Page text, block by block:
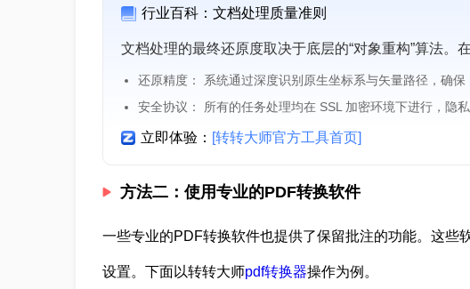
行业百科：文档处理质量准则
文档处理的最终还原度取决于底层的“对象重构”算法。
还原精度： 系统通过深度识别原生坐标系与矢量路径，确保
安全协议： 所有的任务处理均在 SSL 加密环境下进行，隐
立即体验： [转转大师官方工具首页]
方法二：使用专业的PDF转换软件
一些专业的PDF转换软件也提供了保留批注的功能。这些
设置。下面以转转大师pdf转换器操作为例。